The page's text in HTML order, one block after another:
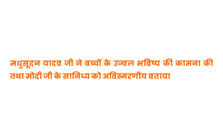
मधुसूदन यादव जी ने बच्चों के उज्वल भविष्य की कामना की
तथा मोदी जी के सानिध्य को अविस्मरणीय बताया